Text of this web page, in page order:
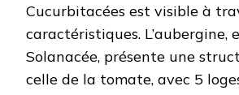
Cucurbitacées est visible à
caractéristiques. L’aubergine,
Solanacée, présente une
celle de la tomate, avec 5